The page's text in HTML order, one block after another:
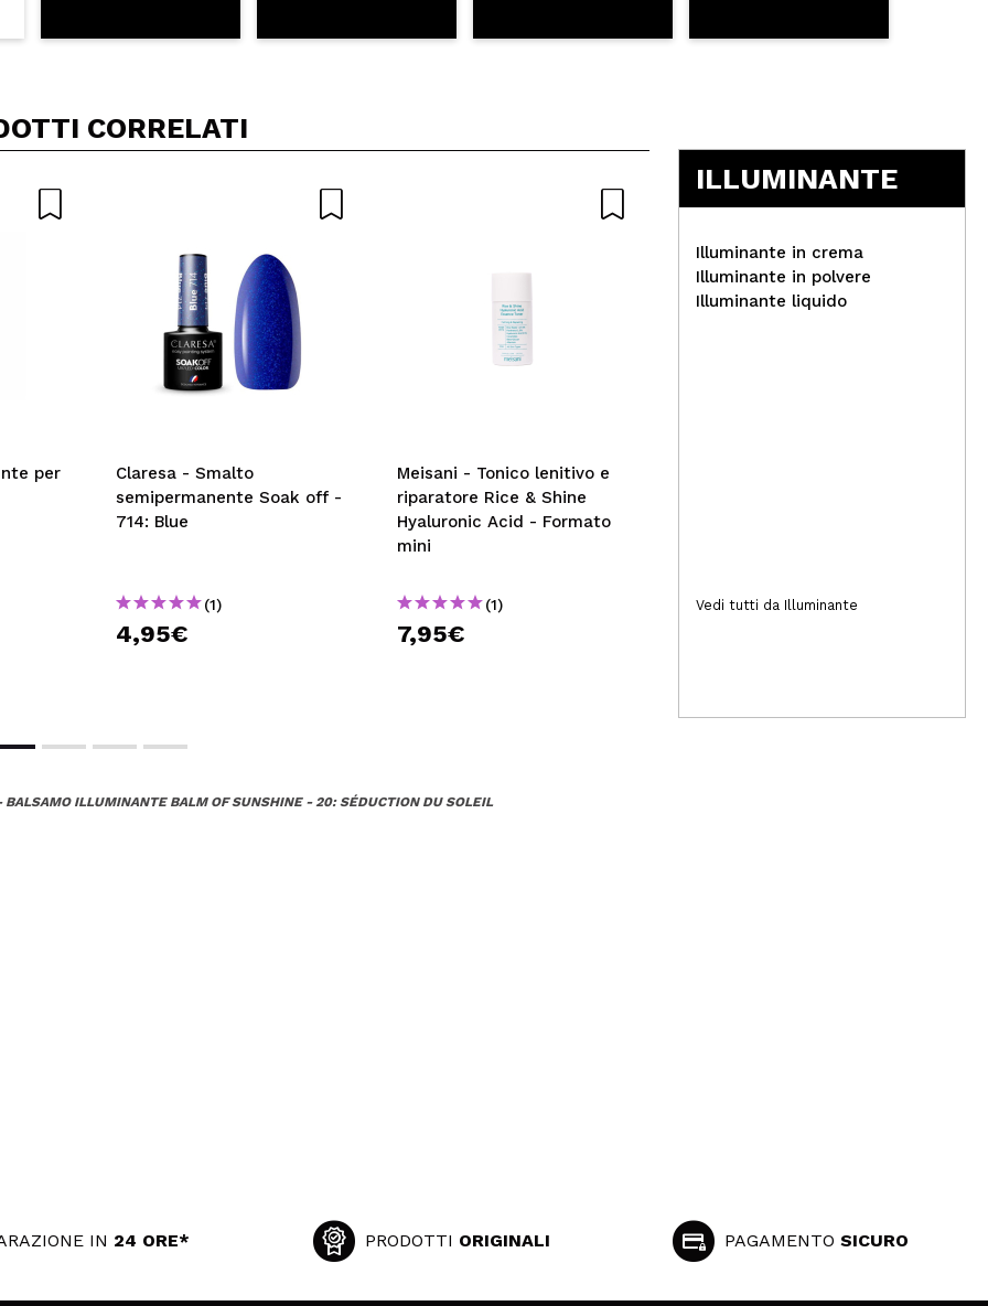
CORRELATI
per
Claresa - Smalto
semipermanente Soak off -
714: Blue
(1)
4,95€
Meisani - Tonico lenitivo e
riparatore Rice & Shine
Hyaluronic Acid - Formato
mini
(1)
7,95€
(1)
ILLUMINANTE
Illuminante in crema
Illuminante in polvere
Illuminante liquido
Vedi tutti da Illuminante
BALSAMO ILLUMINANTE BALM OF SUNSHINE - 20: SÉDUCTION DU SOLEIL
IN 24 ORE* PRODOTTI ORIGINALI PAGAMENTO SICURO